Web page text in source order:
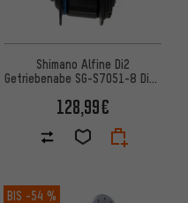
auf 2 Bewertungen
Shimano Alfine Di2
Getriebenabe SG-S7051-8 Disc
128,99€
BIS -54 %